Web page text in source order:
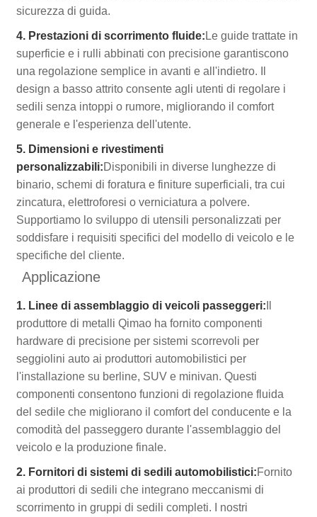
sicurezza di guida.
4. Prestazioni di scorrimento fluide: Le guide trattate in
superficie e i rulli abbinati con precisione garantiscono
una regolazione semplice in avanti e all'indietro. Il
design a basso attrito consente agli utenti di regolare i
sedili senza intoppi o rumore, migliorando il comfort
generale e l'esperienza dell'utente.
5. Dimensioni e rivestimenti
personalizzabili:Disponibili in diverse lunghezze di
binario, schemi di foratura e finiture superficiali, tra cui
zincatura, elettroforesi o verniciatura a polvere.
Supportiamo lo sviluppo di utensili personalizzati per
soddisfare i requisiti specifici del modello di veicolo e le
specifiche del cliente.
Applicazione
1. Linee di assemblaggio di veicoli passeggeri:
produttore di metalli Qimao ha fornito componenti
hardware di precisione per sistemi scorrevoli per
seggiolini auto ai produttori automobilistici per
l'installazione su berline, SUV e minivan. Questi
componenti consentono funzioni di regolazione fluida
del sedile che migliorano il comfort del conducente e la
comodità del passeggero durante l'assemblaggio del
veicolo e la produzione finale.
2. Fornitori di sistemi di sedili automobilistici:Fornito
ai produttori di sedili che integrano meccanismi di
scorrimento in gruppi di sedili completi. I nostri